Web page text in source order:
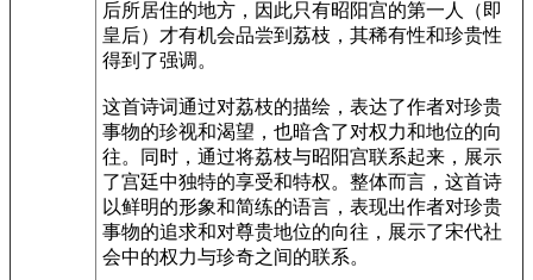
后所居住的地方，因此只有昭阳宫的第一人（即
皇后）才有机会品尝到荔枝，其稀有性和珍贵性
得到了强调。
这首诗词通过对荔枝的描绘，表达了作者对珍贵
事物的珍视和渴望，也暗含了对权力和地位的向
往。同时，通过将荔枝与昭阳宫联系起来，展示
了宫廷中独特的享受和特权。整体而言，这首诗
以鲜明的形象和简练的语言，表现出作者对珍贵
事物的追求和对尊贵地位的向往，展示了宋代社
会中的权力与珍奇之间的联系。